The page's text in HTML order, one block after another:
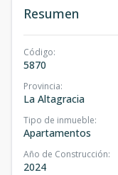
Resumen
Código:
5870
Provincia:
La Altagracia
Tipo de inmueble:
Apartamentos
Año de Construcción:
2024